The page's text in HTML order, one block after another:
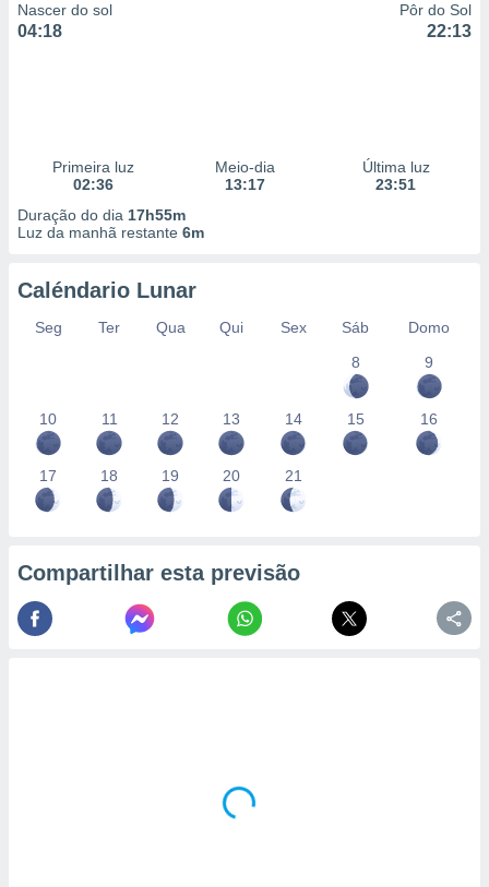
Nascer do sol
04:18
Pôr do Sol
22:13
Primeira luz
02:36
Meio-dia
13:17
Última luz
23:51
Duração do dia 17h55m
Luz da manhã restante 6m
Caléndario Lunar
Seg Ter Qua Qui Sex Sáb
Domo
8
9
10 11 12 13 14 15 16
17 18 19 20 21
Compartilhar esta previsão